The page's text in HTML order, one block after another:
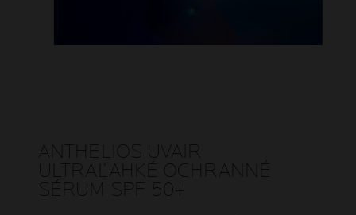
ANTHELIOS UVAIR
ULTRAĽAHKÉ OCHRANNÉ
SÉRUM SPF 50+